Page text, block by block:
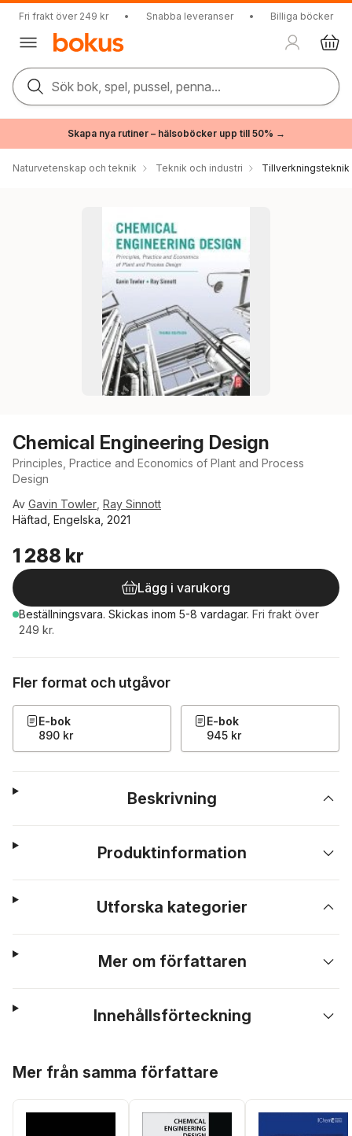
Fri frakt över 249 kr • Snabba leveranser • Billiga böcker
Sök bok, spel, pussel, penna...
Skapa nya rutiner – hälsoböcker upp till 50% →
Naturvetenskap och teknik Teknik och industri Tillverkningsteknik
Chemical Engineering Design
Principles, Practice and Economics of Plant and Process
Design
Av Gavin Towler Ray Sinnott
Häftad, Engelska, 2021
1 288 kr
Lägg i varukorg
Beställningsvara. Skickas inom 5-8 vardagar. Fri frakt över
249 kr.
Fler format och utgåvor
E-bok
890 kr
E-bok
945 kr
Beskrivning
Produktinformation
Utforska kategorier
Mer om författaren
Innehållsförteckning
Mer från samma författare